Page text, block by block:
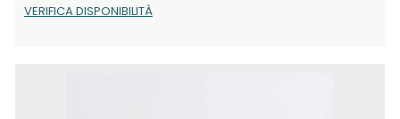
VERIFICA DISPONIBILITÀ